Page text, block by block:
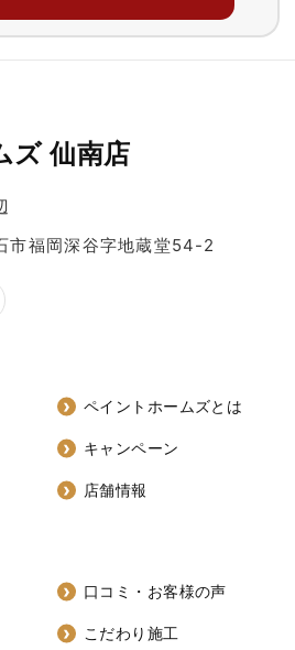
ズ 仙南店
市福岡深谷字地蔵堂54-2
ペイントホームズとは
キャンペーン
店舗情報
口コミ・お客様の声
こだわり施工